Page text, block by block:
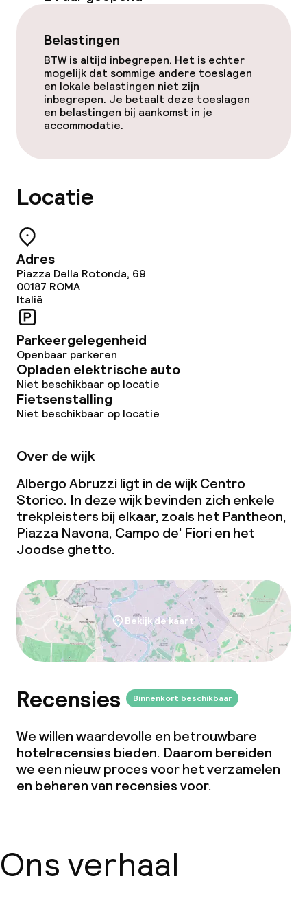
Roomservice
Faciliteiten en diensten voor kinderen
Babysitservice
Wasfaciliteiten (wasmachine)
Beleid
Belastingen
BTW is altijd inbegrepen. Het is echter
mogelijk dat sommige andere toeslagen
en lokale belastingen niet zijn
inbegrepen. Je betaalt deze toeslagen
en belastingen bij aankomst in je
accommodatie.
Locatie
Adres
Piazza Della Rotonda, 69
00187 ROMA
Italië
Parkeergelegenheid
Openbaar parkeren
Opladen elektrische auto
Niet beschikbaar op locatie
Fietsenstalling
Niet beschikbaar op locatie
Over de wijk
Albergo Abruzzi ligt in de wijk Centro
Storico. In deze wijk bevinden zich enkele
trekpleisters bij elkaar, zoals het Pantheon,
Piazza Navona, Campo de' Fiori en het
Joodse ghetto.
Bekijk de kaart
Recensies Binnenkort beschikbaar
We willen waardevolle en betrouwbare
hotelrecensies bieden. Daarom bereiden
we een nieuw proces voor het verzamelen
en beheren van recensies voor.
Ons verhaal